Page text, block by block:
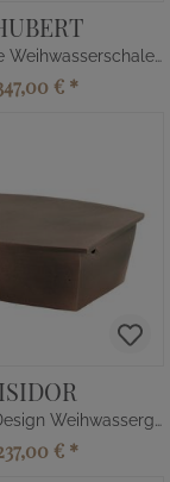
Mehrfarbige Weihwasserschale Stein
€ *
ISIDOR
Modernes Design Weihwassergefäß
€ *